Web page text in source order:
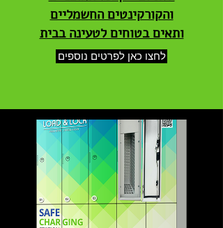
והקורקינטים החשמליים
ותאים בטוחים לטעינה בבית
לחצו כאן לפרטים נוספים